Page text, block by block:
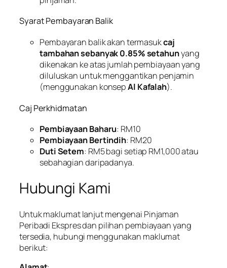
Syarat Pembayaran Balik
Pembayaran balik akan termasukcaj
tambahan sebanyak 0.85% setahunyang
dikenakan ke atas jumlah pembiayaan yang
diluluskan untuk menggantikan penjamin
(menggunakan konsepAl Kafalah).
Caj Perkhidmatan
Pembiayaan Baharu: RM10
Pembiayaan Bertindih: RM20
Duti Setem: RM5 bagi setiap RM1,000 atau
sebahagian daripadanya.
Hubungi Kami
Untuk maklumat lanjut mengenai Pinjaman
Peribadi Ekspres dan pilihan pembiayaan yang
tersedia, hubungi menggunakan maklumat
berikut: